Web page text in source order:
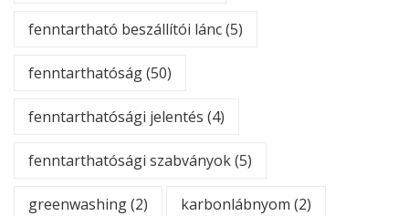
fenntartható beszállítói lánc(5)
fenntarthatóság(50)
fenntarthatósági jelentés (4)
fenntarthatósági szabványok(5)
greenwashing(2) karbonlábnyom (2)